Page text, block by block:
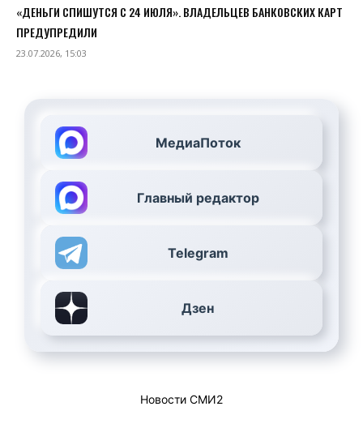
«ДЕНЬГИ СПИШУТСЯ С 24 ИЮЛЯ». ВЛАДЕЛЬЦЕВ БАНКОВСКИХ КАРТ
ПРЕДУПРЕДИЛИ
23.07.2026, 15:03
МедиаПоток
Главный редактор
Telegram
Дзен
Новости СМИ2